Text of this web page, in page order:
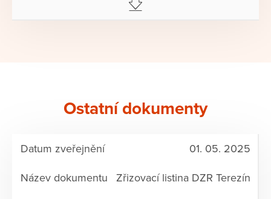
Ostatní dokumenty
01. 05. 2025
Zřizovací listina DZR Terezín